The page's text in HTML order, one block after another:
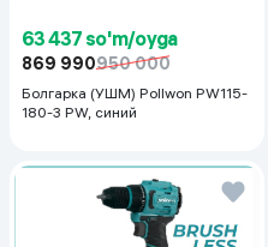
63 437 so'm/oyga
869 990950 000
Болгарка (УШМ) Pollwon PW115-
180-3 PW, синий